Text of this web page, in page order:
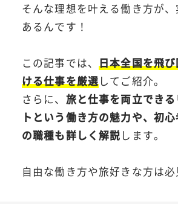
そんな理想を叶える働き方が
あるんです！
この記事では、日本全国を飛
ける仕事を厳選してご紹介。
さらに、 旅と仕事を両立でき
トという働き方の魅力や、初
の職種も詳しく解説 します。
自由な働き方や旅好きな方は必